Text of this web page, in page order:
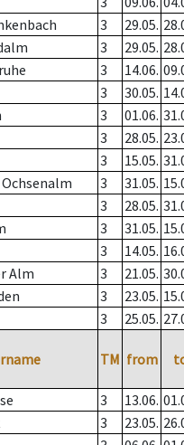
3 29.05.
3 29.05.
3 14.06.
3 30.05.
3 01.06.
3 28.05.
3 15.05.
3 31.05.
3 28.05.
3 31.05.
3 14.05.
Alm 3 21.05.
3 23.05.
3 25.05.
TM from
3 13.06.
3 23.05.